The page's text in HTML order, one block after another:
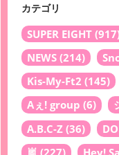
カテゴリ
SUPER EIGHT
NEWS (214)
Kis-My-Ft2 (145)
Aぇ! group (6)
A.B.C-Z (36)
嵐 (227) Hey!